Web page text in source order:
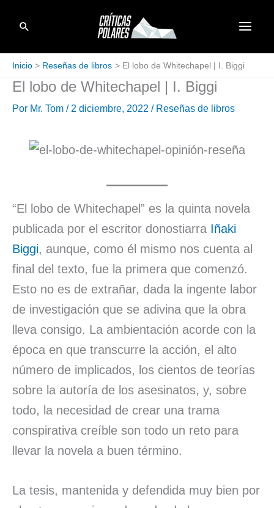
Buscar
Inicio Reseñas de libros El lobo de Whitechapel | I. Biggi
El lobo de Whitechapel | I. Biggi
Por Mr. Tom / 2 diciembre, 2022 / Reseñas de libros
“El lobo de Whitechapel” es la quinta novela
publicada por el escritor donostiarra Iñaki
Biggi, aunque, como él mismo nos cuenta al
final del texto, fue la primera que comenzó.
Esto no es de extrañar, dada la ingente labor
de investigación que se adivina que la obra
lleva consigo. La ambientación acorde con la
época en que transcurre la acción, el alto
número de implicados, los cientos de teorías
sobre la autoría de los asesinatos, y, sobre
todo, la necesidad de crear una trama
conspirativa creíble son todo un reto para
llevar la novela a buen término.
La tesis, mantenida y defendida muy bien por